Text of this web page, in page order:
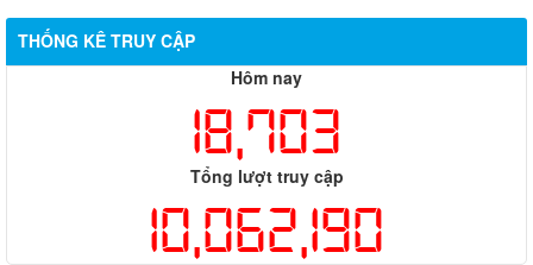
THỐNG KÊ TRUY CẬP
Hôm nay
18,703
Tổng lượt truy cập
10,062,190